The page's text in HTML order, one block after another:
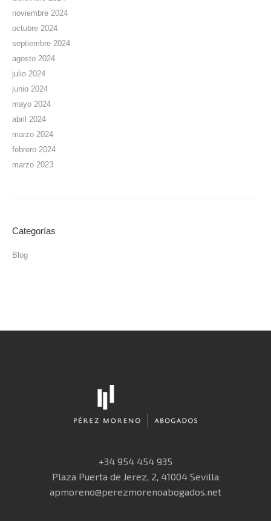
noviembre 2024
octubre 2024
septiembre 2024
agosto 2024
julio 2024
junio 2024
mayo 2024
abril 2024
marzo 2024
febrero 2024
marzo 2023
Categorías
Blog
+34 954 454 935
Plaza Puerta de Jerez, 2, 41004 Sevilla
apmoreno@perezmorenoabogados.net